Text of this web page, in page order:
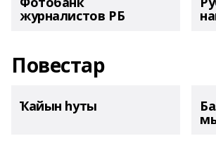
журналистов РБ
Повестар
Ҡайын һуты